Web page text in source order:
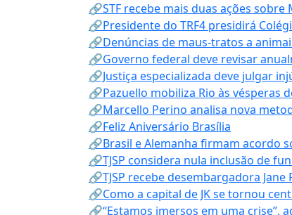
🔗STF recebe mais duas ações
🔗Presidente do TRF4 presidirá
🔗Denúncias de maus-tratos a
🔗Governo federal deve revisar
🔗Justiça especializada deve julgar
🔗Pazuello mobiliza Rio às vésperas
🔗Marcello Perino analisa nova
🔗Feliz Aniversário Brasília
🔗Brasil e Alemanha firmam acordo
🔗TJSP considera nula inclusão de
🔗TJSP recebe desembargadora
🔗Como a capital de JK se tornou
🔗“Estamos imersos em uma crise”,